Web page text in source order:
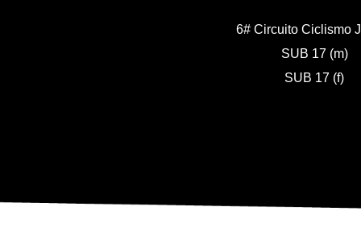
6# Circuito Ciclismo
SUB 17 (m)
SUB 17 (f)